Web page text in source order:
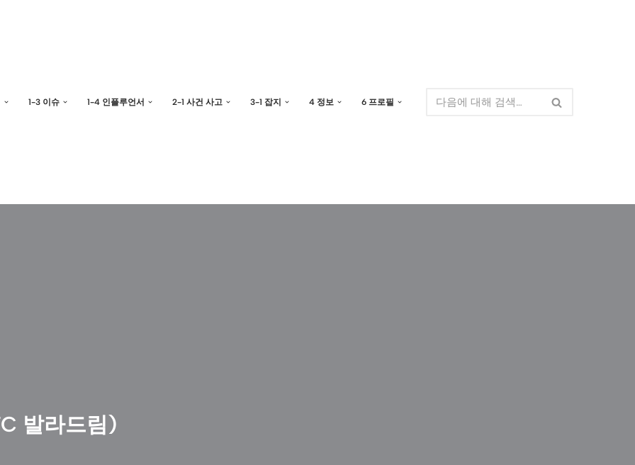
1-3 이슈 1-4 인플루언서 2-1 사건 사고 3-1 잡지 4 정보 6 프로필
발라드림)